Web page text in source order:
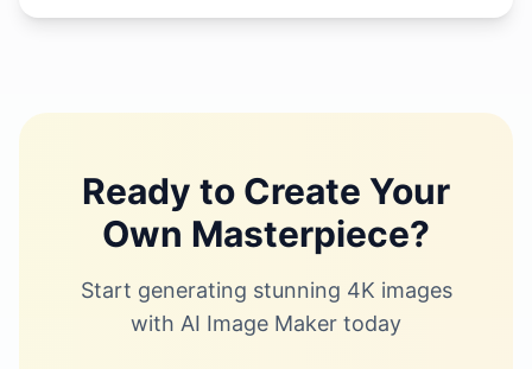
precio del mercado.
Ready to Create Your
Own Masterpiece?
Start generating stunning 4K images
with AI Image Maker today